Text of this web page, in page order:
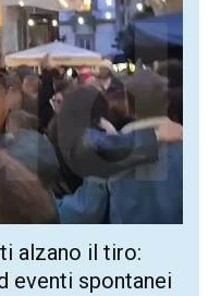
alzano il tiro:
eventi spontanei